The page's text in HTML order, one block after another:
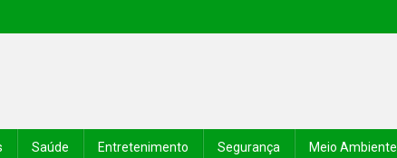
Saúde Entretenimento Segurança Meio Ambiente